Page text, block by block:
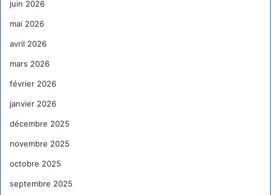
juin 2026
mai 2026
avril 2026
mars 2026
février 2026
janvier 2026
décembre 2025
novembre 2025
octobre 2025
septembre 2025